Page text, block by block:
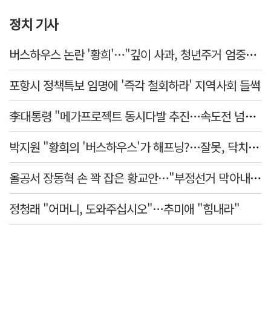
정치 기사
버스하우스 논란 '황희'…"깊이 사과, 청년주거 엄중함 못 헤아려"
포항시 정책특보 임명에 '즉각 철회하라' 지역사회 들썩
李대통령 "메가프로젝트 동시다발 추진…속도전 넘어 전격전"
박지원 "황희의 '버스하우스'가 해프닝?…잘못, 닥치고 사과해야"
올공서 장동혁 손 꽉 잡은 황교안…"부정선거 막아내기 함께 하자"
정청래 "어머니, 도와주십시오"…추미애 "힘내라"